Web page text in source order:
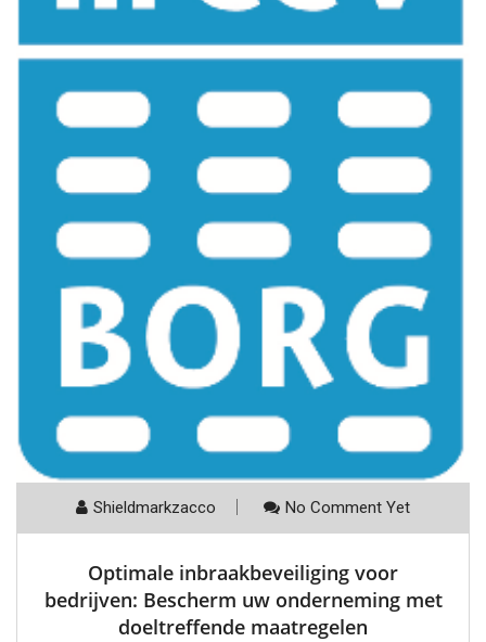
Shieldmarkzacco No Comment Yet
Optimale inbraakbeveiliging voor
bedrijven: Bescherm uw onderneming met
doeltreffende maatregelen